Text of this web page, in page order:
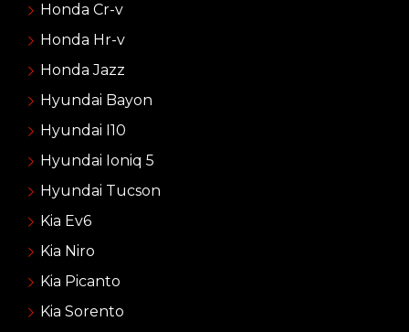
Honda Cr-v
Honda Hr-v
Honda Jazz
Hyundai Bayon
Hyundai I10
Hyundai Ioniq 5
Hyundai Tucson
Kia Ev6
Kia Niro
Kia Picanto
Kia Sorento